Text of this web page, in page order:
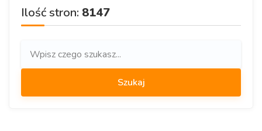
Ilość stron: 8147